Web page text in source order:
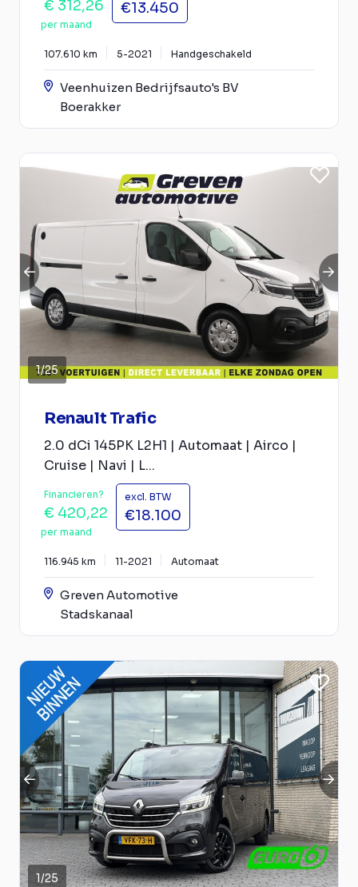
€ 312,26
per maand
€13.450
107.610 km 5-2021 Handgeschakeld
Veenhuizen Bedrijfsauto's BV
Boerakker
1/25
Renault Trafic
2.0 dCi 145PK L2H1 | Automaat | Airco |
Cruise | Navi | L...
Financieren?
€ 420,22
per maand
excl. BTW
€18.100
116.945 km 11-2021 Automaat
Greven Automotive
Stadskanaal
1/25